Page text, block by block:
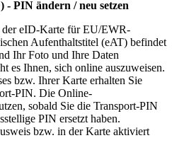
PIN ändern / neu setzen
der eID-Karte für EU/EWR-
Aufenthaltstitel (eAT) befindet
Ihr Foto und Ihre Daten
es Ihnen, sich online auszuweisen.
bzw. Ihrer Karte erhalten Sie
PIN. Die Online-
sobald Sie die Transport-PIN
PIN ersetzt haben.
bzw. in der Karte aktiviert